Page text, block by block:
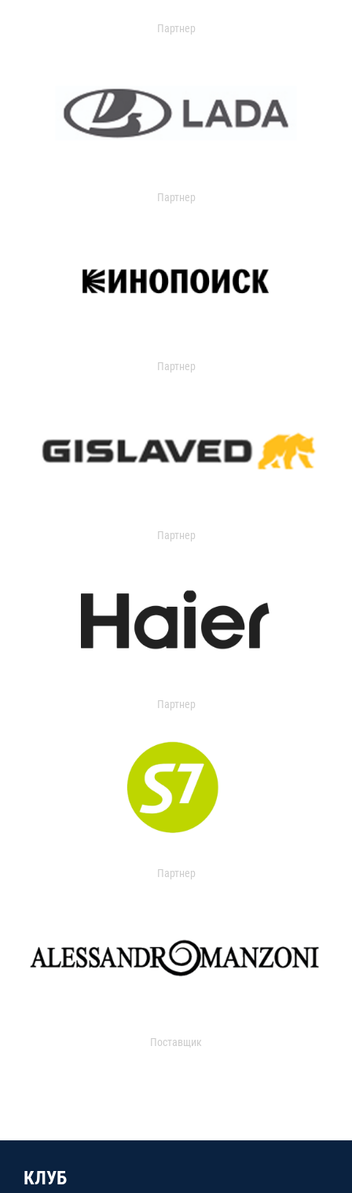
Партнер
Партнер
Партнер
Партнер
Партнер
Партнер
Поставщик
КЛУБ